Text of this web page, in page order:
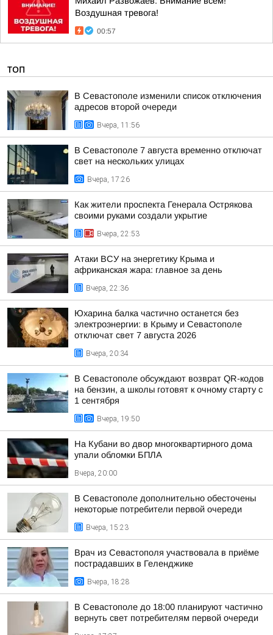
Воздушная тревога!
00:57
ТОП
В Севастополе изменили список отключения
адресов второй очереди
Вчера, 11:56
В Севастополе 7 августа временно отключат
свет на нескольких улицах
Вчера, 17:26
Как жители проспекта Генерала Острякова
своими руками создали укрытие
Вчера, 22:53
Атаки ВСУ на энергетику Крыма и
африканская жара: главное за день
Вчера, 22:36
Юхарина балка частично останется без
электроэнергии: в Крыму и Севастополе
отключат свет 7 августа 2026
Вчера, 20:34
В Севастополе обсуждают возврат QR-кодов
на бензин, а школы готовят к очному старту с
1 сентября
Вчера, 19:50
На Кубани во двор многоквартирного дома
упали обломки БПЛА
Вчера, 20:00
В Севастополе дополнительно обесточены
некоторые потребители первой очереди
Вчера, 15:23
Врач из Севастополя участвовала в приёме
пострадавших в Геленджике
Вчера, 18:28
В Севастополе до 18:00 планируют частично
вернуть свет потребителям первой очереди